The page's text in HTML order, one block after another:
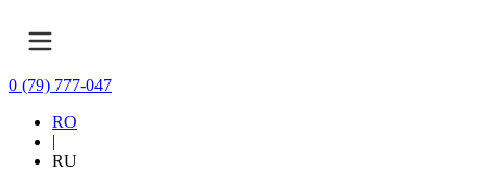
0 (79) 777-047
RO
|
RU